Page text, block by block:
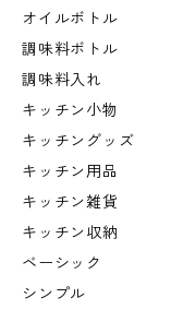
オイルボトル
調味料ボトル
調味料入れ
キッチン小物
キッチングッズ
キッチン用品
キッチン雑貨
キッチン収納
ベーシック
シンプル